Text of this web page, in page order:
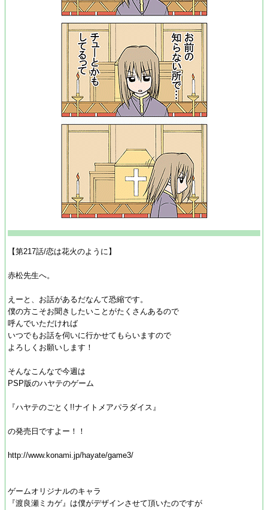
【第217話/恋は花火のように】
赤松先生へ。
えーと、お話があるだなんて恐縮です。
僕の方こそお聞きしたいことがたくさんあるので
呼んでいただければ
いつでもお話を伺いに行かせてもらいますので
よろしくお願いします！
そんなこんなで今週は
PSP版のハヤテのゲーム
『ハヤテのごとく!!ナイトメアパラダイス』
の発売日ですよー！！
http://www.konami.jp/hayate/game3/
ゲームオリジナルのキャラ
『渡良瀬ミカゲ』は僕がデザインさせて頂いたのですが